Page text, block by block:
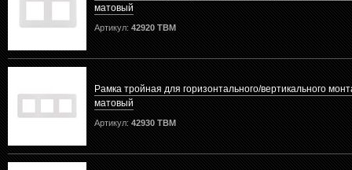
матовый
Артикул: 42920 TBM
Рамка тройная для горизонтального/вертикального
матовый
Артикул: 42930 TBM